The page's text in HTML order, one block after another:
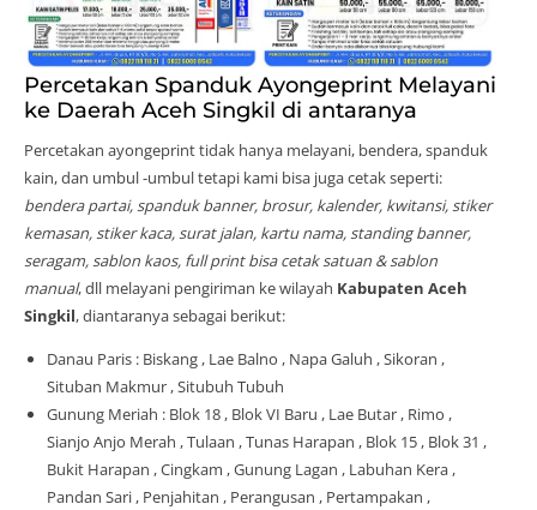
Percetakan Spanduk Ayongeprint Melayani
ke Daerah Aceh Singkil di antaranya
Percetakan ayongeprint tidak hanya melayani, bendera, spanduk
kain, dan umbul -umbul tetapi kami bisa juga cetak seperti:
bendera partai, spanduk banner, brosur, kalender, kwitansi, stiker
kemasan, stiker kaca, surat jalan, kartu nama, standing banner,
seragam, sablon kaos, full print bisa cetak satuan & sablon
manual, dll melayani pengiriman ke wilayah Kabupaten Aceh
Singkil, diantaranya sebagai berikut:
Danau Paris : Biskang , Lae Balno , Napa Galuh , Sikoran ,
Situban Makmur , Situbuh Tubuh
Gunung Meriah : Blok 18 , Blok VI Baru , Lae Butar , Rimo ,
Sianjo Anjo Merah , Tulaan , Tunas Harapan , Blok 15 , Blok 31 ,
Bukit Harapan , Cingkam , Gunung Lagan , Labuhan Kera ,
Pandan Sari , Penjahitan , Perangusan , Pertampakan ,